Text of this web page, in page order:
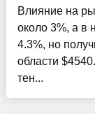
Влияние на
около 3%, а в
4.3%, но
области
тен...